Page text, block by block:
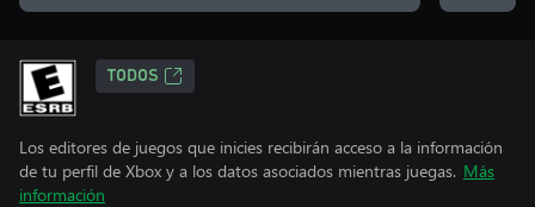
TODOS
Los editores de juegos que inicies recibirán acceso a la información
de tu perfil de Xbox y a los datos asociados mientras juegas. Más
información